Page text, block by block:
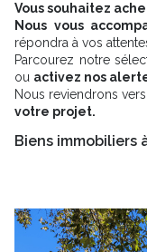
Vous souhaitez
Nous vous
répondra à vos
Parcourez notre
ou activez nos
Nous reviendrons
votre projet.
Biens immobiliers